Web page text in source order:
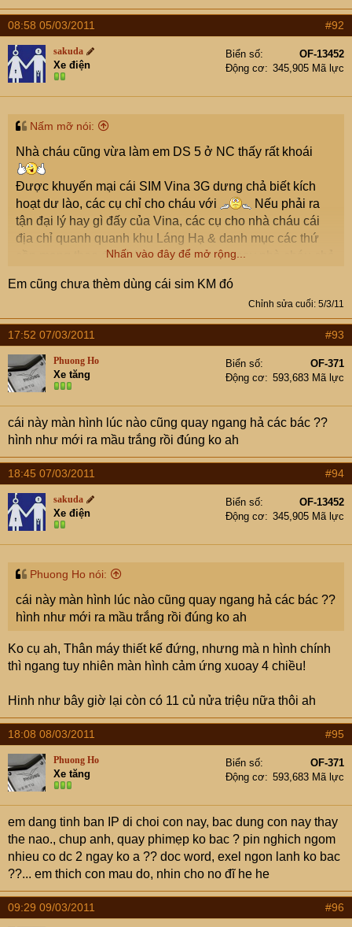
08:58 05/03/2011 #92
sakuda
Xe điện
Biển số
OF-13452
Động cơ
345,905 Mã lực
Nấm mỡ nói:
Nhà cháu cũng vừa làm em DS 5 ở NC thấy rất khoái
Được khuyến mại cái SIM Vina 3G dưng chả biết kích
hoạt dư lào, các cụ chỉ cho cháu với
Nếu phải ra
tận đại lý hay gì đấy của Vina, các cụ cho nhà cháu cái
địa chỉ quanh quanh khu Láng Hạ & danh mục các thứ
cần mang theo để kích hoạt với ạ - xưa nay nhà cháu chả
Tnx các cụ nhiều
Nhấn vào đây để mở rộng...
Em cũng chưa thèm dùng cái sim KM đó
Chỉnh sửa cuối: 5/3/11
17:52 07/03/2011 #93
Phuong Ho
Xe tăng
Biển số
OF-371
Động cơ
593,683 Mã lực
cái này màn hình lúc nào cũng quay ngang hả các bác ??
hình như mới ra mầu trắng rồi đúng ko ah
18:45 07/03/2011 #94
sakuda
Xe điện
Biển số
OF-13452
Động cơ
345,905 Mã lực
Phuong Ho nói:
cái này màn hình lúc nào cũng quay ngang hả các bác ??
hình như mới ra mầu trắng rồi đúng ko ah
Ko cụ ah, Thân máy thiết kế đứng, nhưng mà n hình chính
thì ngang tuy nhiên màn hình cảm ứng xuoay 4 chiều!
Hinh như bây giờ lại còn có 11 củ nửa triệu nữa thôi ah
18:08 08/03/2011 #95
Phuong Ho
Xe tăng
Biển số
OF-371
Động cơ
593,683 Mã lực
em dang tinh ban IP di choi con nay, bac dung con nay thay
the nao., chup anh, quay phimẹp ko bac ? pin nghich ngom
nhieu co dc 2 ngay ko a ?? doc word, exel ngon lanh ko bac
??... em thich con mau do, nhin cho no đĩ he he
09:29 09/03/2011 #96